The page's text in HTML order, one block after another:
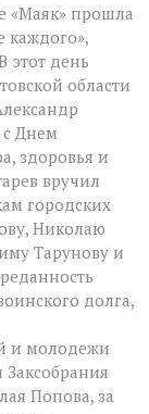
в
сердце
каждого
«Маяк» прошла
каждого»,
этот день
области
с Днем
здоровья и
вручил
городских
Николаю
Тарунову и
долга,
и молодежи
Попова, за